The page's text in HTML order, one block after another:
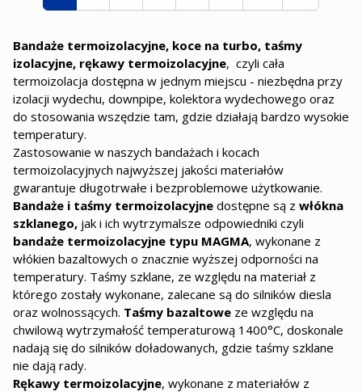
Bandaże termoizolacyjne, koce na turbo, taśmy
izolacyjne, rękawy termoizolacyjne, czyli cała
termoizolacja dostępna w jednym miejscu - niezbędna przy
izolacji wydechu, downpipe, kolektora wydechowego oraz
do stosowania wszędzie tam, gdzie działają bardzo wysokie
temperatury.
Zastosowanie w naszych bandażach i kocach
termoizolacyjnych najwyższej jakości materiałów
gwarantuje długotrwałe i bezproblemowe użytkowanie.
Bandaże i taśmy termoizolacyjne dostępne są z włókna
szklanego, jak i ich wytrzymalsze odpowiedniki czyli
bandaże termoizolacyjne typu MAGMA, wykonane z
włókien bazaltowych o znacznie wyższej odporności na
temperatury. Taśmy szklane, ze względu na materiał z
którego zostały wykonane, zalecane są do silników diesla
oraz wolnossących. Taśmy bazaltowe ze względu na
chwilową wytrzymałość temperaturową 1400°C, doskonale
nadają się do silników doładowanych, gdzie taśmy szklane
nie dają rady.
Rękawy termoizolacyjne, wykonane z materiałów z